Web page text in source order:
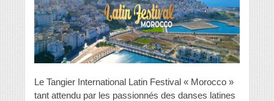
Le Tangier International Latin Festival « Morocco »
tant attendu par les passionnés des danses latines